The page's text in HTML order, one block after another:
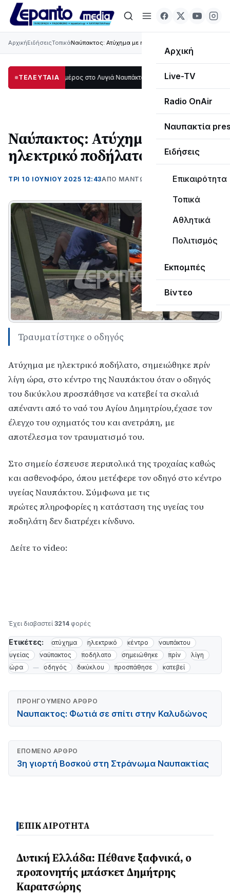
Αρχική
Live-TV
Radio OnAir
Ναυπακτία
Ειδήσεις
Επικαιρότητα
Τοπικά
Αθλητικά
Πολιτισμός
Εκπομπές
Βίντεο
ΑρχικήΕιδήσειςΤοπικάΝαύπακτος: Ατύχημα με ηλεκτρικό ποδήλατο
ΤΕΛΕΥΤΑΙΑ
μεγάλο μέρος στο Λυγιά Ναυπάκτου12:08 Σε τροχιά υλοποίησης η
Ναύπακτος: Ατύχημα με
ηλεκτρικό ποδήλατο
ΤΡΊ 10 ΙΟΥΝΊΟΥ 2025 12:43ΑΠΌ ΜΑΝΤΩ ΚΑΠΕΝΤΖΩΝΗ
Τραυματίστηκε ο οδηγός
Ατύχημα με ηλεκτρικό ποδήλατο, σημειώθηκε πρίν
λίγη ώρα, στο κέντρο της Ναυπάκτου όταν ο οδηγός
του δικύκλου προσπάθησε να κατεβεί τα σκαλιά
απέναντι από το ναό του Αγίου Δημητρίου,έχασε τον
έλεγχο του οχηματός του και ανετράπη, με
αποτέλεσμα τον τραυματισμό του.
Στο σημείο έσπευσε περιπολικά της τροχαίας καθώς
και ασθενοφόρο, όπου μετέφερε τον οδηγό στο κέντρο
υγείας Ναυπάκτου. Σύμφωνα με τις
πρώτες πληροφορίες η κατάσταση της υγείας του
ποδηλάτη δεν διατρέχει κίνδυνο.
Δείτε το video:
Έχει διαβαστεί 3214 φορές
Ετικέτες: ατύχημα ηλεκτρικό κέντρο
ναυπάκτου
υγείας
ναύπακτος ποδήλατο σημειώθηκε πρίν
λίγη
ώρα
οδηγός δικύκλου προσπάθησε κατεβεί
ΠΡΟΗΓΟΎΜΕΝΟ ΆΡΘΡΟ
Ναυπακτος: Φωτιά σε σπίτι στην Καλυδώνος
ΕΠΌΜΕΝΟ ΆΡΘΡΟ
3η γιορτή Βοσκού στη Στράνωμα Ναυπακτίας
ΕΠΙΚΑΙΡΟΤΗΤΑ
Δυτική Ελλάδα: Πέθανε ξαφνικά, ο
προπονητής μπάσκετ Δημήτρης
Καρατσώρης